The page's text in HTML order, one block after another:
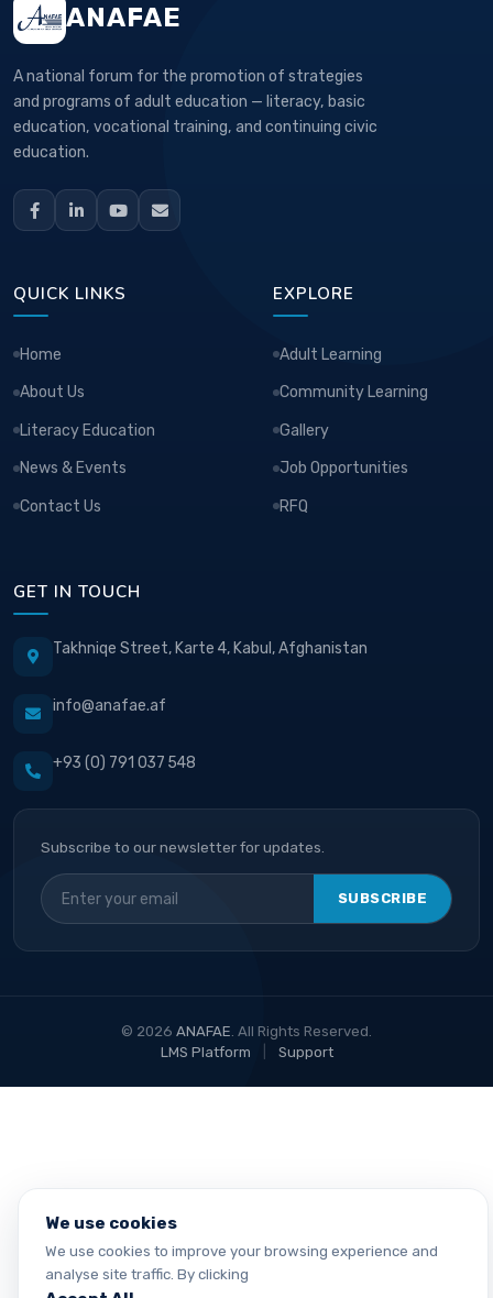
ANAFAE
A national forum for the promotion of strategies
and programs of adult education — literacy, basic
education, vocational training, and continuing civic
education.
QUICK LINKS
Home
About Us
Literacy Education
News & Events
Contact Us
EXPLORE
Adult Learning
Community Learning
Gallery
Job Opportunities
RFQ
GET IN TOUCH
Takhniqe Street, Karte 4, Kabul, Afghanistan
info@anafae.af
+93 (0) 791 037 548
Subscribe to our newsletter for updates.
SUBSCRIBE
© 2026 ANAFAE . All Rights Reserved.
LMS Platform
Support
We use cookies
We use cookies to improve your browsing experience and
analyse site traffic. By clicking